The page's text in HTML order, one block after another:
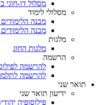
מסלול דו-חוגי
מסלולי לימוד
מבנה הלימודים
מבנה
מלגות
מלגות החוג
הרשמה
להרשמה
להרשמה
תואר שני
ידיעון תואר שני
פילוסופיה